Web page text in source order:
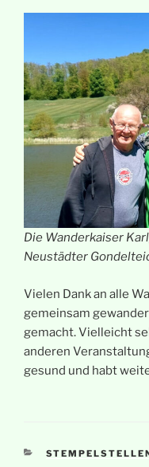
Die Wanderkaiser
Neustädter
Vielen Dank an alle
gemeinsam
gemacht. Vielleicht
anderen
gesund und habt
KATEGORIEN